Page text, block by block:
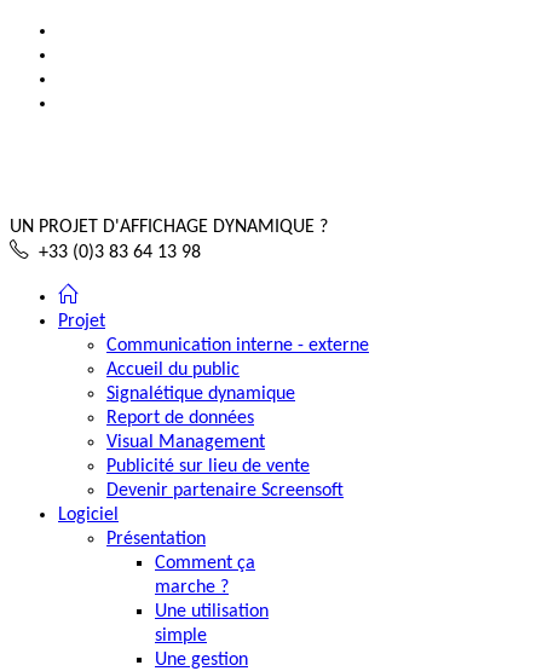
UN PROJET D'AFFICHAGE DYNAMIQUE ?
+33 (0)3 83 64 13 98
Projet
Communication interne - externe
Accueil du public
Signalétique dynamique
Report de données
Visual Management
Publicité sur lieu de vente
Devenir partenaire Screensoft
Logiciel
Présentation
Comment ça
marche ?
Une utilisation
simple
Une gestion